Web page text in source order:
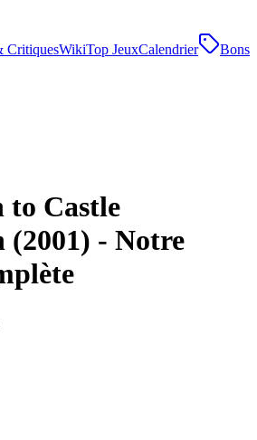
CritiquesWikiTop JeuxCalendrier
Bons
to Castle
(2001) - Notre